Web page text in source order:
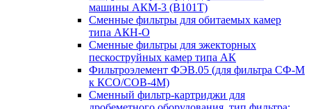
машины АКМ-3 (В101Т)
Сменные фильтры для обитаемых камер
типа АКН-О
Сменные фильтры для эжекторных
пескоструйных камер типа АК
Фильтроэлемент ФЭВ.05 (для фильтра СФ-М
к КСО/СОВ-4М)
Сменный фильтр-картриджи для